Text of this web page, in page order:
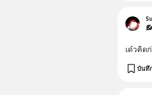
เด๋วคิด
บันทึ